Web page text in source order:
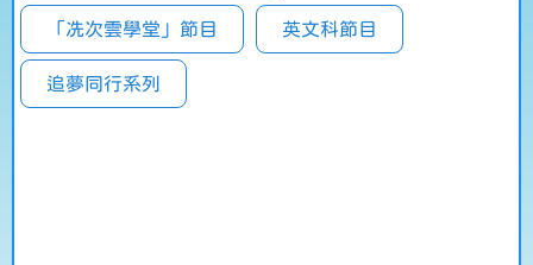
「冼次雲學堂」節目 英文科節目
追夢同行系列